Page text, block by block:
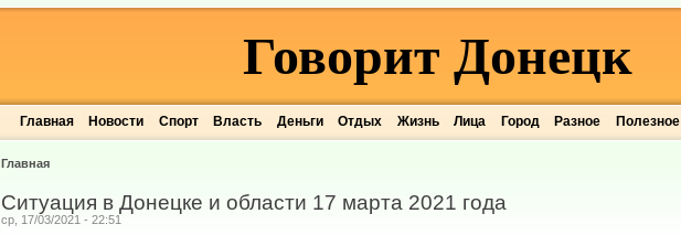
Главная Новости Спорт Власть Деньги Отдых Жизнь Лица Город Разное Полезное
Говорит Донецк
Главная
Ситуация в Донецке и области 17 марта 2021 года
ср, 17/03/2021 - 22:51